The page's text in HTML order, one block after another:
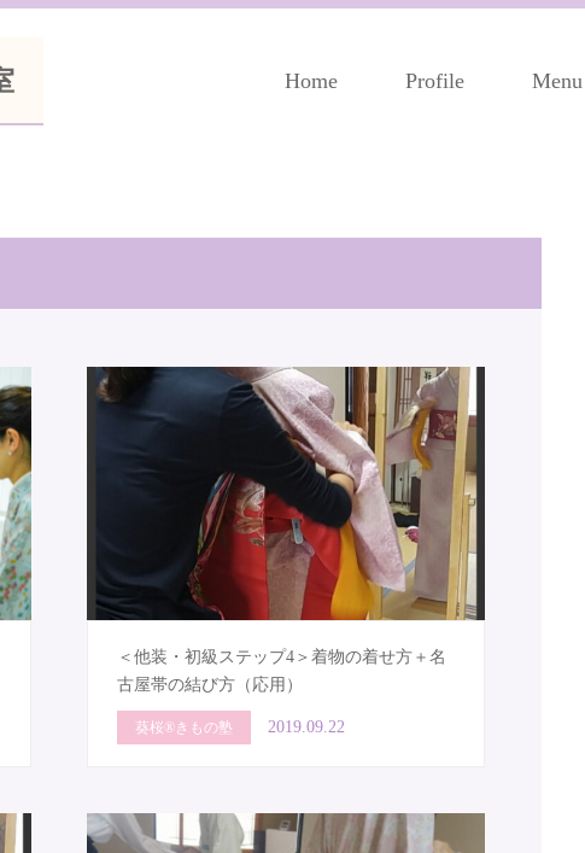
Home Profile Menu
＜他装・初級ステップ4＞着物の着せ方＋名
古屋帯の結び方（応用）
葵桜®きもの塾 2019.09.22